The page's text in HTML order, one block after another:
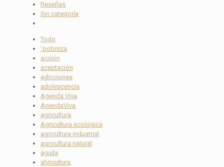
Reseñas
Sin categoría
Todo
`pobreza
acción
aceptación
adicciones
adolescencia
Agenda Viva
AgendaViva
agricultura
Agricultura ecológica
agricultura industrial
agricultura natural
águila
ahricultura